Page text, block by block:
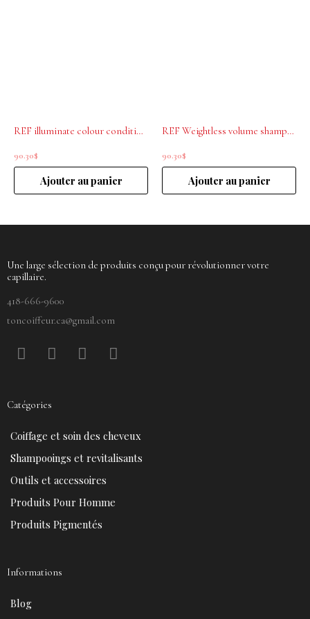
REF illuminate colour conditioner 1000ml
90.30$
Ajouter au panier
REF Weightless volume shampoo 1000ml
90.30$
Ajouter au panier
Une large sélection de produits conçu pour révolutionner votre
capillaire.
418-666-9600
toncoiffeur.ca@gmail.com
F
a
b
o
o
k
P
i
e
e
s
t
Y
o
b
e
I
n
r
a
Catégories
Coiffage et soin des cheveux
Shampooings et revitalisants
Outils et accessoires
Produits Pour Homme
Produits Pigmentés
Informations
Blog